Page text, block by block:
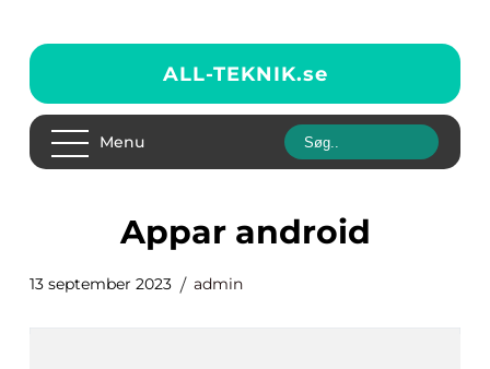
ALL-TEKNIK.se
Menu
appar android
13 september 2023 admin